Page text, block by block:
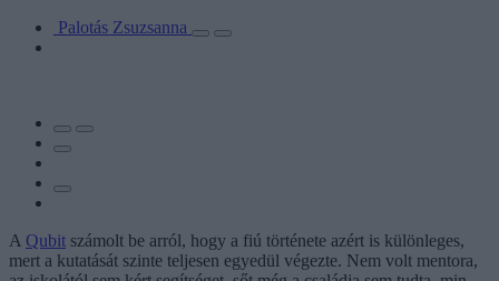
Palotás Zsuzsanna
A Qubit számolt be arról, hogy a fiú története azért is különleges,
mert a kutatását szinte teljesen egyedül végezte. Nem volt mentora,